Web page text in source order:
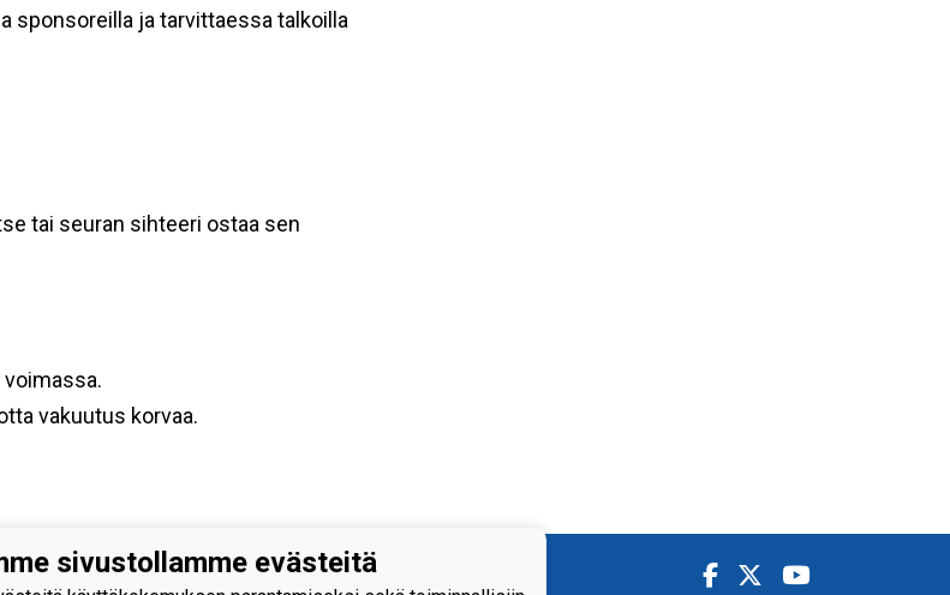
sponsoreilla ja tarvittaessa talkoilla
tai seuran sihteeri ostaa sen
vakuutus korvaa.
ry sivustollamme evästeitä